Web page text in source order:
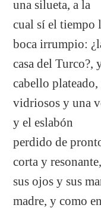
una silueta, a la
cual sí el tiempo
boca irrumpio:
casa del
cabello
vidriosos y una
y el eslabón
perdido de
corta y resonante,
sus ojos y sus
madre, y como